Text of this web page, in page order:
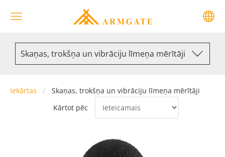
Skaņas, trokšņa un vibrāciju līmeņa mērītāji
Iekārtas
Skaņas, trokšņa un vibrāciju līmeņa mērītāji
Kārtot pēc